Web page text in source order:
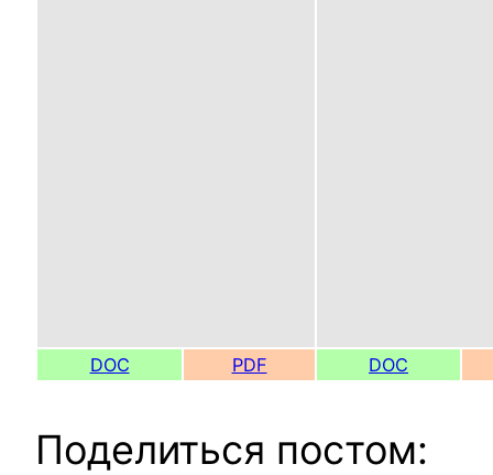
DOC PDF DOC
Поделиться постом: